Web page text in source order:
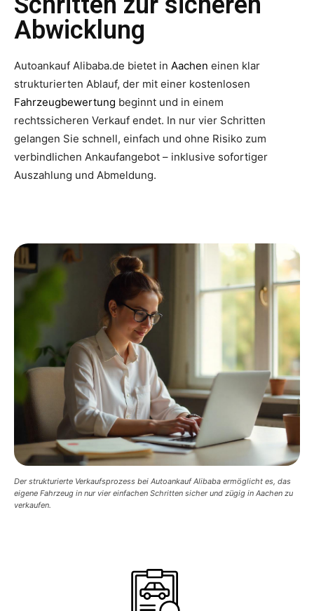
Abwicklung
Autoankauf Alibaba.de bietet in Aachen einen klar
strukturierten Ablauf, der mit einer kostenlosen
Fahrzeugbewertung beginnt und in einem
rechtssicheren Verkauf endet. In nur vier Schritten
gelangen Sie schnell, einfach und ohne Risiko zum
verbindlichen Ankaufangebot – inklusive sofortiger
Auszahlung und Abmeldung.
Der strukturierte Verkaufsprozess bei Autoankauf Alibaba ermöglicht es, das
eigene Fahrzeug in nur vier einfachen Schritten sicher und zügig in Aachen zu
verkaufen.